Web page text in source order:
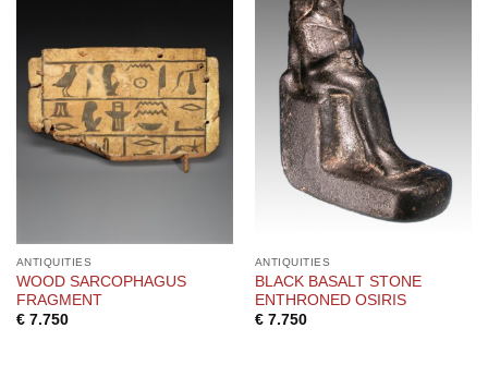
ANTIQUITIES
WOOD SARCOPHAGUS
FRAGMENT
€7.750
ANTIQUITIES
BLACK BASALT STONE
ENTHRONED OSIRIS
€7.750